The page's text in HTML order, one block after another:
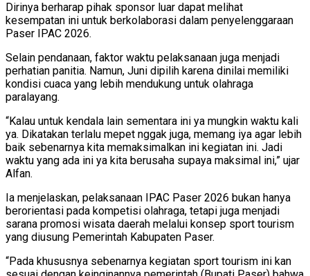
Dirinya berharap pihak sponsor luar dapat melihat
kesempatan ini untuk berkolaborasi dalam penyelenggaraan
Paser IPAC 2026.
Selain pendanaan, faktor waktu pelaksanaan juga menjadi
perhatian panitia. Namun, Juni dipilih karena dinilai memiliki
kondisi cuaca yang lebih mendukung untuk olahraga
paralayang.
“Kalau untuk kendala lain sementara ini ya mungkin waktu kali
ya. Dikatakan terlalu mepet nggak juga, memang iya agar lebih
baik sebenarnya kita memaksimalkan ini kegiatan ini. Jadi
waktu yang ada ini ya kita berusaha supaya maksimal ini,” ujar
Alfan.
Ia menjelaskan, pelaksanaan IPAC Paser 2026 bukan hanya
berorientasi pada kompetisi olahraga, tetapi juga menjadi
sarana promosi wisata daerah melalui konsep sport tourism
yang diusung Pemerintah Kabupaten Paser.
“Pada khususnya sebenarnya kegiatan sport tourism ini kan